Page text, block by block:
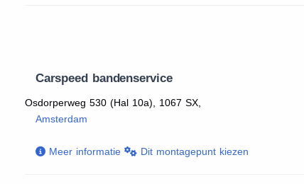
Carspeed bandenservice
Osdorperweg 530 (Hal 10a), 1067 SX,
Amsterdam
Meer informatie Dit montagepunt kiezen